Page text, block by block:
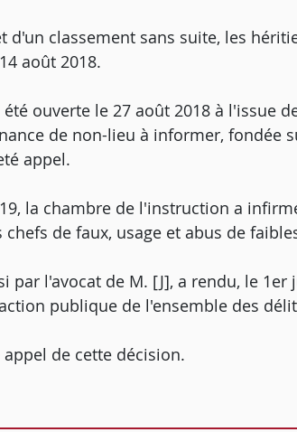
d'un classement sans suite, les
août 2018.
ouverte le 27 août 2018 à l'issue
de non-lieu à informer, fondée
appel.
la chambre de l'instruction a
de faux, usage et abus de
par l'avocat de M. [J], a rendu, le
publique de l'ensemble des
de cette décision.